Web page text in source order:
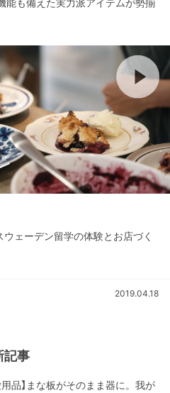
ウェーデン留学の体験とお店づく
2019.04.18
記事
用品】まな板がそのまま器に。我が